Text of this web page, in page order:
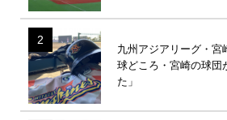
2
九州アジアリーグ・宮
球どころ・宮崎の球団
た」